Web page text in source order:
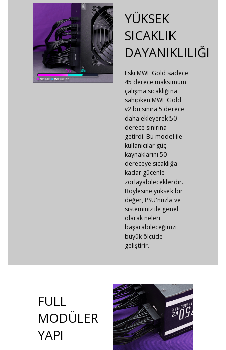
YÜKSEK
SICAKLIK
DAYANIKLILIĞI
Eski MWE Gold sadece
45 derece maksimum
çalışma sıcaklığına
sahipken MWE Gold
v2 bu sınıra 5 derece
daha ekleyerek 50
derece sınırına
getirdi. Bu model ile
kullanıcılar güç
kaynaklarını 50
dereceye sıcaklığa
kadar gücenle
zorlayabileceklerdir.
Böylesine yüksek bir
değer, PSU'nuzla ve
sisteminiz ile genel
olarak neleri
başarabileceğinizi
büyük ölçüde
geliştirir.
FULL
MODÜLER
YAPI